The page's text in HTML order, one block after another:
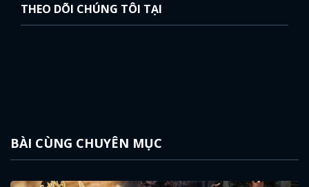
THEO DÕI CHÚNG TÔI TẠI
BÀI CÙNG CHUYÊN MỤC